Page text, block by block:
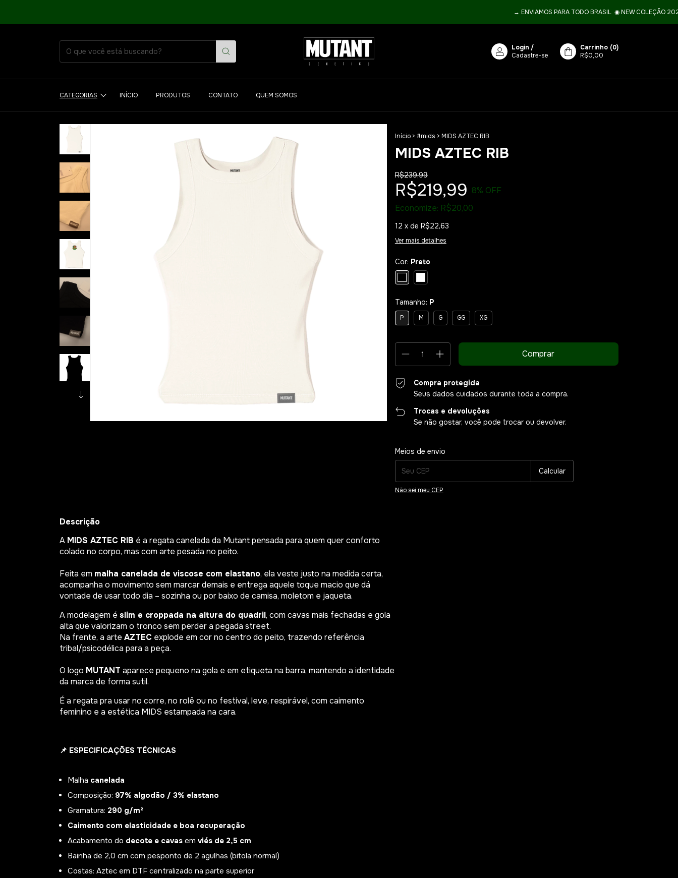
→ ENVIAMOS PARA TODO BRASIL ­ ◉ NEW COLEÇÃO 2026,
Login /
Cadastre-se
Carrinho (0)
R$0,00
CATEGORIAS INÍCIO PRODUTOS CONTATO QUEM SOMOS
Início > #mids > MIDS AZTEC RIB
MIDS AZTEC RIB
R$239,99
R$219,99 8% OFF
Economize: R$20,00
12 x de R$22,63
Ver mais detalhes
Cor: Preto
Tamanho: P
P M G GG XG
Compra protegida
Seus dados cuidados durante toda a compra.
Trocas e devoluções
Se não gostar, você pode trocar ou devolver.
Entregas para o CEP:
Meios de envio
Calcular
Não sei meu CEP
Descrição
A MIDS AZTEC RIB é a regata canelada da Mutant pensada para quem quer conforto
colado no corpo, mas com arte pesada no peito.
Feita em malha canelada de viscose com elastano, ela veste justo na medida certa,
acompanha o movimento sem marcar demais e entrega aquele toque macio que dá
vontade de usar todo dia – sozinha ou por baixo de camisa, moletom e jaqueta.
A modelagem é slim e croppada na altura do quadril, com cavas mais fechadas e gola
alta que valorizam o tronco sem perder a pegada street.
Na frente, a arte AZTEC explode em cor no centro do peito, trazendo referência
tribal/psicodélica para a peça.
O logo MUTANT aparece pequeno na gola e em etiqueta na barra, mantendo a identidade
da marca de forma sutil.
É a regata pra usar no corre, no rolê ou no festival, leve, respirável, com caimento
feminino e a estética MIDS estampada na cara.
📌 ESPECIFICAÇÕES TÉCNICAS
Malha canelada
Composição: 97% algodão / 3% elastano
Gramatura: 290 g/m²
Caimento com elasticidade e boa recuperação
Acabamento do decote e cavas em viés de 2,5 cm
Bainha de 2,0 cm com pesponto de 2 agulhas (bitola normal)
Costas: Aztec em DTF centralizado na parte superior